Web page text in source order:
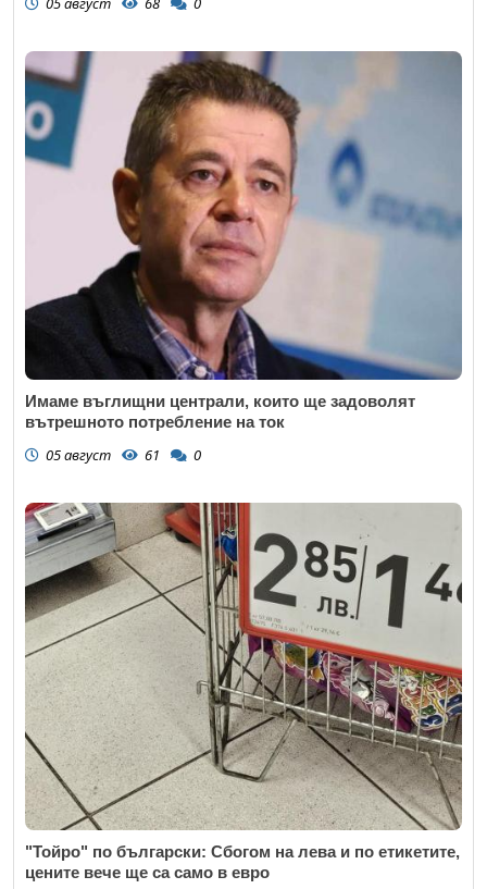
Имаме въглищни централи, които ще задоволят
вътрешното потребление на ток
05 август 61 0
"Тойро" по български: Сбогом на лева и по етикетите,
цените вече ще са само в евро